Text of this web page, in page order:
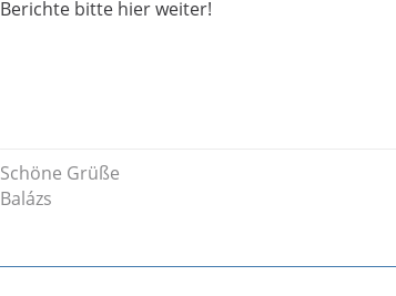
Berichte bitte hier weiter!
Schöne Grüße
Balázs